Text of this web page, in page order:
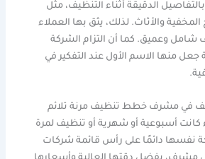
الدقيقة أثناء التنظيف، مثل
والأثاث. لذلك، يثق بها العملاء
شامل وعميق. كما أن التزام الشركة
جعل منها الاسم الأول عند التفكير في
في مشرف خطط تنظيف مرنة تلائم
كانت أسبوعية أو شهرية أو تنظيف لمرة
نفسها دائمًا على رأس قائمة شركات